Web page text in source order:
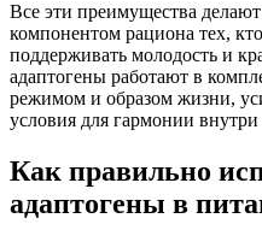
Все эти преимущества
компонентом рациона тех,
поддерживать молодость и
адаптогены работают в
режимом и образом жизни,
условия для гармонии внутри
Как правильно
адаптогены в